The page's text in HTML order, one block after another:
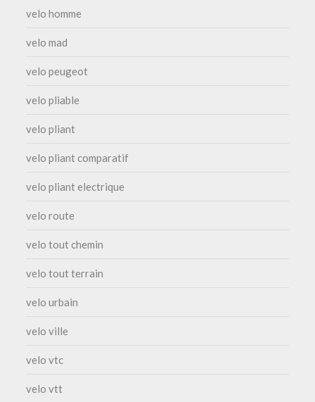
velo homme
velo mad
velo peugeot
velo pliable
velo pliant
velo pliant comparatif
velo pliant electrique
velo route
velo tout chemin
velo tout terrain
velo urbain
velo ville
velo vtc
velo vtt